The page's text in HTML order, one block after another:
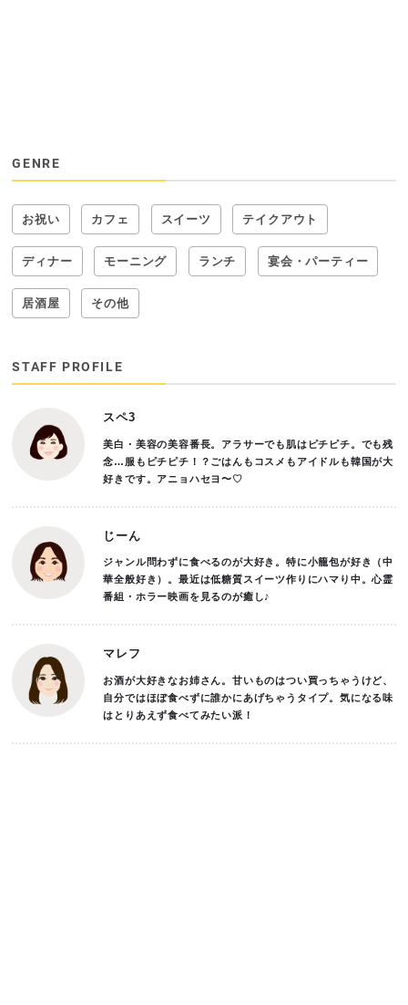
GENRE
お祝い カフェ スイーツ テイクアウト
ディナー モーニング ランチ 宴会・パーティー
居酒屋 その他
STAFF PROFILE
スペ3
美白・美容の美容番長。アラサーでも肌はピチピチ。でも残
念…服もピチピチ！？ごはんもコスメもアイドルも韓国が大
好きです。アニョハセヨ〜♡
じーん
ジャンル問わずに食べるのが大好き。特に小籠包が好き（中
華全般好き）。最近は低糖質スイーツ作りにハマり中。心霊
番組・ホラー映画を見るのが癒し♪
マレフ
お酒が大好きなお姉さん。甘いものはつい買っちゃうけど、
自分ではほぼ食べずに誰かにあげちゃうタイプ。気になる味
はとりあえず食べてみたい派！